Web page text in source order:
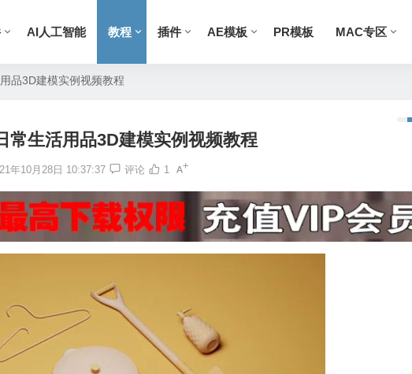
AI人工智能 教程 插件 AE模板 PR模板 MAC专区
品3D建模实例视频教程
常生活用品3D建模实例视频教程
年10月28日 10:37:37 评论 1